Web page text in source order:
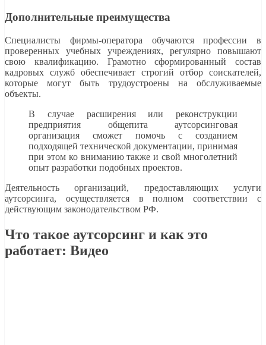
Дополнительные преимущества
Специалисты фирмы-оператора обучаются профессии в
проверенных учебных учреждениях, регулярно повышают
свою квалификацию. Грамотно сформированный состав
кадровых служб обеспечивает строгий отбор соискателей,
которые могут быть трудоустроены на обслуживаемые
объекты.
В случае расширения или реконструкции
предприятия общепита аутсорсинговая
организация сможет помочь с созданием
подходящей технической документации, принимая
при этом ко вниманию также и свой многолетний
опыт разработки подобных проектов.
Деятельность организаций, предоставляющих услуги
аутсорсинга, осуществляется в полном соответствии с
действующим законодательством РФ.
Что такое аутсорсинг и как это
работает: Видео